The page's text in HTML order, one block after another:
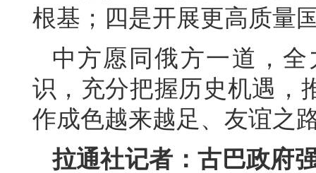
根基；四是开展更高质量
中方愿同俄方一道，
识，充分把握历史机遇，
作成色越来越足、友谊之
拉通社记者：古巴政府